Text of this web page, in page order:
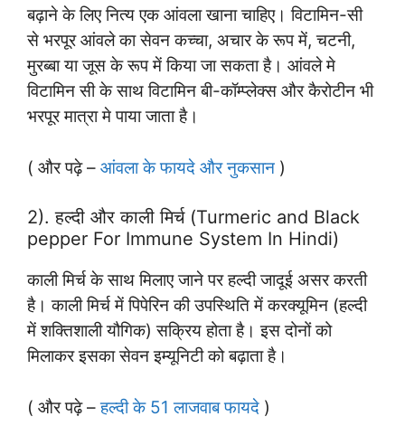
बढ़ाने के लिए नित्य एक आंवला खाना चाहिए। विटामिन-सी
से भरपूर आंवले का सेवन कच्चा, अचार के रूप में, चटनी,
मुरब्बा या जूस के रूप में किया जा सकता है। आंवले मे
विटामिन सी के साथ विटामिन बी-कॉम्प्लेक्स और कैरोटीन भी
भरपूर मात्रा मे पाया जाता है।
( और पढ़े – आंवला के फायदे और नुकसान )
2). हल्दी और काली मिर्च (Turmeric and Black
pepper For Immune System In Hindi)
काली मिर्च के साथ मिलाए जाने पर हल्दी जादूई असर करती
है। काली मिर्च में पिपेरिन की उपस्थिति में करक्यूमिन (हल्दी
में शक्तिशाली यौगिक) सक्रिय होता है। इस दोनों को
मिलाकर इसका सेवन इम्यूनिटी को बढ़ाता है।
( और पढ़े –हल्दी के 51 लाजवाब फायदे )